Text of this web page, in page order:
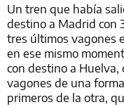
Un tren que había
destino a Madrid con
tres últimos vagones
en ese mismo
con destino a Huelva,
vagones de una
primeros de la otra,